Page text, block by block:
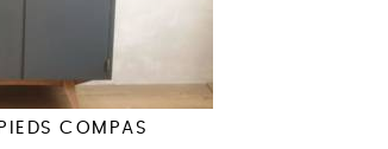
COMPAS